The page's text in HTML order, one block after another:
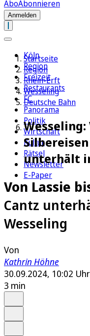
AboAbonnieren
Anmelden
Köln
Region
Freizeit
Restaurants
FC
Panorama
Politik
Wirtschaft
Kultur
Rätsel
Newsletter
E-Paper
Startseite
Region
Rhein-Erft
Wesseling
Deutsche Bahn
Wesseling:
unterhält
Von Lassie
Cantz
Wesseling
Von
Kathrin Höhne
30.09.2024, 10:02 Uhr
3 min